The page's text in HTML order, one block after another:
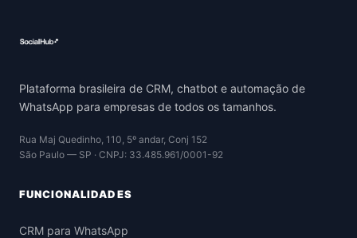
Plataforma brasileira de CRM, chatbot e automação de
WhatsApp para empresas de todos os tamanhos.
Rua Maj Quedinho, 110, 5º andar, Conj 152
São Paulo — SP · CNPJ: 33.485.961/0001-92
FUNCIONALIDADES
CRM para WhatsApp